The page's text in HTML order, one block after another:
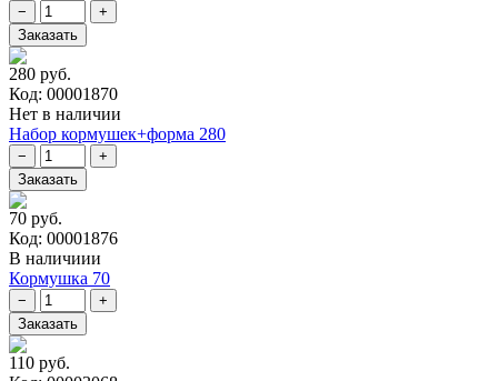
280 руб.
Код: 00001870
Нет в наличии
Набор кормушек+форма 280
70 руб.
Код: 00001876
В наличиии
Кормушка 70
110 руб.